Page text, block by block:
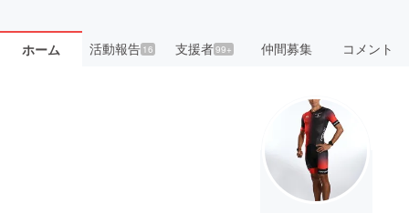
ホーム 活動報告16 支援者99+ 仲間募集 コメント